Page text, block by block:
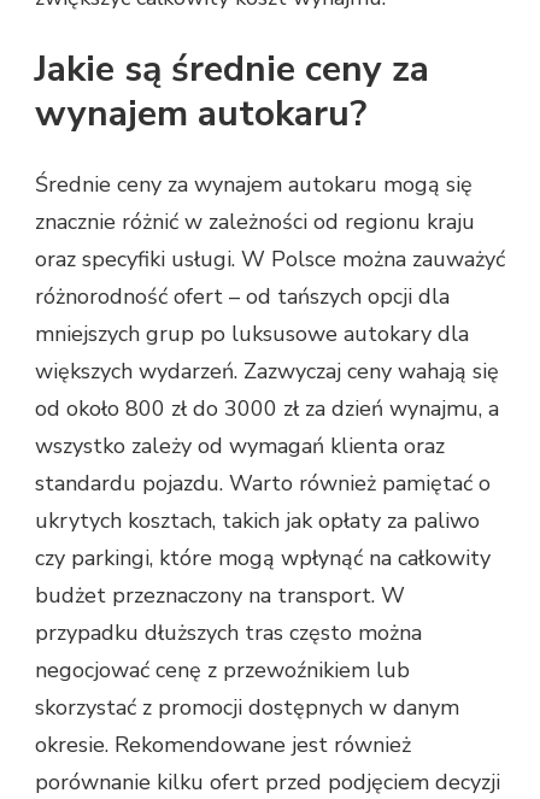
Jakie są średnie ceny za
wynajem autokaru?
Średnie ceny za wynajem autokaru mogą się
znacznie różnić w zależności od regionu kraju
oraz specyfiki usługi. W Polsce można zauważyć
różnorodność ofert – od tańszych opcji dla
mniejszych grup po luksusowe autokary dla
większych wydarzeń. Zazwyczaj ceny wahają się
od około 800 zł do 3000 zł za dzień wynajmu, a
wszystko zależy od wymagań klienta oraz
standardu pojazdu. Warto również pamiętać o
ukrytych kosztach, takich jak opłaty za paliwo
czy parkingi, które mogą wpłynąć na całkowity
budżet przeznaczony na transport. W
przypadku dłuższych tras często można
negocjować cenę z przewoźnikiem lub
skorzystać z promocji dostępnych w danym
okresie. Rekomendowane jest również
porównanie kilku ofert przed podjęciem decyzji